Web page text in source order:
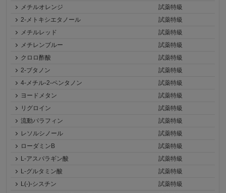
メチルオレンジ
試薬特級
2-メトキシエタノール
試薬特級
メチルレッド
試薬特級
メチレンブルー
試薬特級
クロロ酢酸
試薬特級
2-ブタノン
試薬特級
4-メチル-2-ペンタノン
試薬特級
ヨードメタン
試薬特級
リグロイン
試薬特級
流動パラフィン
試薬特級
レソルシノール
試薬特級
ローダミンB
試薬特級
L-アスパラギン酸
試薬特級
L-グルタミン酸
試薬特級
L(-)-シスチン
試薬特級